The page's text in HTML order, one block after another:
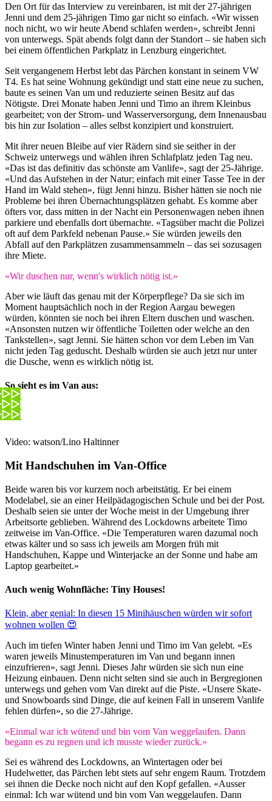
Den Ort für das Interview zu vereinbaren, ist mit der 27-jährigen
Jenni und dem 25-jährigen Timo gar nicht so einfach. «Wir wissen
noch nicht, wo wir heute Abend schlafen werden», schreibt Jenni
von unterwegs. Spät abends folgt dann der Standort – sie haben sich
bei einem öffentlichen Parkplatz in Lenzburg eingerichtet.
Seit vergangenem Herbst lebt das Pärchen konstant in seinem VW
T4. Es hat seine Wohnung gekündigt und statt eine neue zu suchen,
baute es seinen Van um und reduzierte seinen Besitz auf das
Nötigste. Drei Monate haben Jenni und Timo an ihrem Kleinbus
gearbeitet; von der Strom- und Wasserversorgung, dem Innenausbau
bis hin zur Isolation – alles selbst konzipiert und konstruiert.
Mit ihrer neuen Bleibe auf vier Rädern sind sie seither in der
Schweiz unterwegs und wählen ihren Schlafplatz jeden Tag neu.
«Das ist das definitiv das schönste am Vanlife», sagt der 25-Jährige.
«Und das Aufstehen in der Natur; einfach mit einer Tasse Tee in der
Hand im Wald stehen», fügt Jenni hinzu. Bisher hätten sie noch nie
Probleme bei ihren Übernachtungsplätzen gehabt. Es komme aber
öfters vor, dass mitten in der Nacht ein Personenwagen neben ihnen
parkiere und ebenfalls dort übernachte. «Tagsüber macht die Polizei
oft auf dem Parkfeld nebenan Pause.» Sie würden jeweils den
Abfall auf den Parkplätzen zusammensammeln – das sei sozusagen
ihre Miete.
«Wir duschen nur, wenn's wirklich nötig ist.»
Aber wie läuft das genau mit der Körperpflege? Da sie sich im
Moment hauptsächlich noch in der Region Aargau bewegen
würden, könnten sie noch bei ihren Eltern duschen und waschen.
«Ansonsten nutzen wir öffentliche Toiletten oder welche an den
Tankstellen», sagt Jenni. Sie hätten schon vor dem Leben im Van
nicht jeden Tag geduscht. Deshalb würden sie auch jetzt nur unter
die Dusche, wenn es wirklich nötig ist.
So sieht es im Van aus:
Video: watson/Lino Haltinner
Mit Handschuhen im Van-Office
Beide waren bis vor kurzem noch arbeitstätig. Er bei einem
Modelabel, sie an einer Heilpädagogischen Schule und bei der Post.
Deshalb seien sie unter der Woche meist in der Umgebung ihrer
Arbeitsorte geblieben. Während des Lockdowns arbeitete Timo
zeitweise im Van-Office. «Die Temperaturen waren dazumal noch
etwas kälter und so sass ich jeweils am Morgen früh mit
Handschuhen, Kappe und Winterjacke an der Sonne und habe am
Laptop gearbeitet.»
Auch wenig Wohnfläche: Tiny Houses!
Klein, aber genial: In diesen 15 Minihäuschen würden wir sofort
wohnen wollen 😍
Auch im tiefen Winter haben Jenni und Timo im Van gelebt. «Es
waren jeweils Minustemperaturen im Van und begann innen
einzufrieren», sagt Jenni. Dieses Jahr würden sie sich nun eine
Heizung einbauen. Denn nicht selten sind sie auch in Bergregionen
unterwegs und gehen vom Van direkt auf die Piste. «Unsere Skate-
und Snowboards sind Dinge, die auf keinen Fall in unserem Vanlife
fehlen dürfen», so die 27-Jährige.
«Einmal war ich wütend und bin vom Van weggelaufen. Dann
begann es zu regnen und ich musste wieder zurück.»
Sei es während des Lockdowns, an Wintertagen oder bei
Hudelwetter, das Pärchen lebt stets auf sehr engem Raum. Trotzdem
sei ihnen die Decke noch nicht auf den Kopf gefallen. «Ausser
einmal: Ich war wütend und bin vom Van weggelaufen. Dann